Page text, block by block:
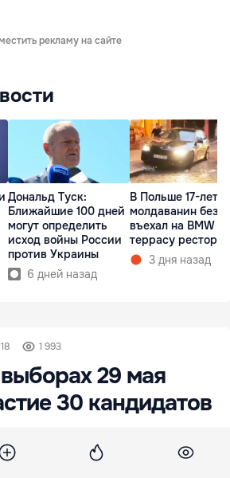
рекламу на сайте
Дональд Туск:
Ближайшие 100 дней
могут определить
исход войны России
против Украины
6 дней назад
В Польше 17-
молдаванин без
въехал на BMW в
террасу
3 дня назад
1 993
29 мая
30 кандидатов
8 мандатов на должность